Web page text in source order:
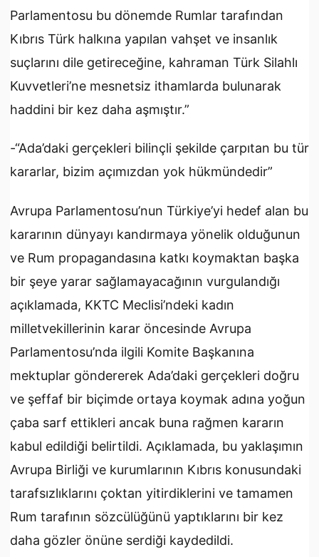
Parlamentosu bu dönemde Rumlar tarafından
Kıbrıs Türk halkına yapılan vahşet ve insanlık
suçlarını dile getireceğine, kahraman Türk Silahlı
Kuvvetleri’ne mesnetsiz ithamlarda bulunarak
haddini bir kez daha aşmıştır.”
-“Ada’daki gerçekleri bilinçli şekilde çarpıtan bu tür
kararlar, bizim açımızdan yok hükmündedir”
Avrupa Parlamentosu’nun Türkiye’yi hedef alan bu
kararının dünyayı kandırmaya yönelik olduğunun
ve Rum propagandasına katkı koymaktan başka
bir şeye yarar sağlamayacağının vurgulandığı
açıklamada, KKTC Meclisi’ndeki kadın
milletvekillerinin karar öncesinde Avrupa
Parlamentosu’nda ilgili Komite Başkanına
mektuplar göndererek Ada’daki gerçekleri doğru
ve şeffaf bir biçimde ortaya koymak adına yoğun
çaba sarf ettikleri ancak buna rağmen kararın
kabul edildiği belirtildi. Açıklamada, bu yaklaşımın
Avrupa Birliği ve kurumlarının Kıbrıs konusundaki
tarafsızlıklarını çoktan yitirdiklerini ve tamamen
Rum tarafının sözcülüğünü yaptıklarını bir kez
daha gözler önüne serdiği kaydedildi.